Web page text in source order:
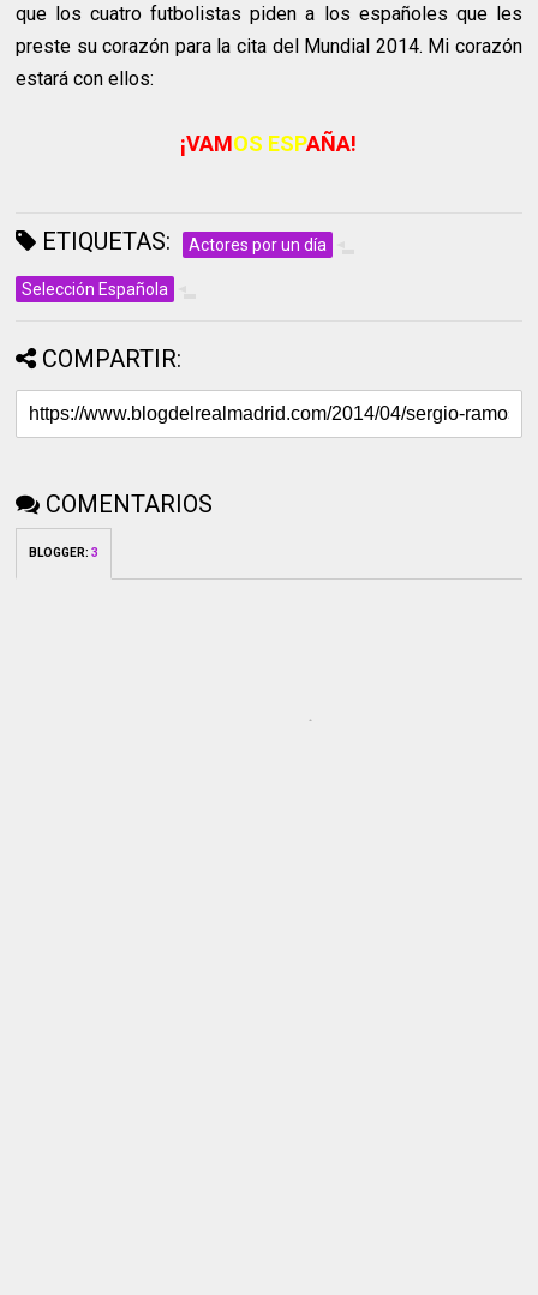
que los cuatro futbolistas piden a los españoles que les
preste su corazón para la cita del Mundial 2014. Mi corazón
estará con ellos:
¡VAMOS ESPAÑA!
ETIQUETAS: Actores por un día
Selección Española
COMPARTIR:
COMENTARIOS
BLOGGER:3